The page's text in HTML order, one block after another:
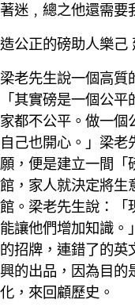
著迷﹐總之他還需要
造公正的磅助人樂己
梁老先生說一個高質
「其實磅是一個公
家都不公平。做一個
自己也開心。」梁
願，便是建立一間
館，家人就決定將生
館。梁老先生說：「
能讓他們增加知識
的招牌，連錯了的英
興的出品，因為目的
化，來回顧歷史。